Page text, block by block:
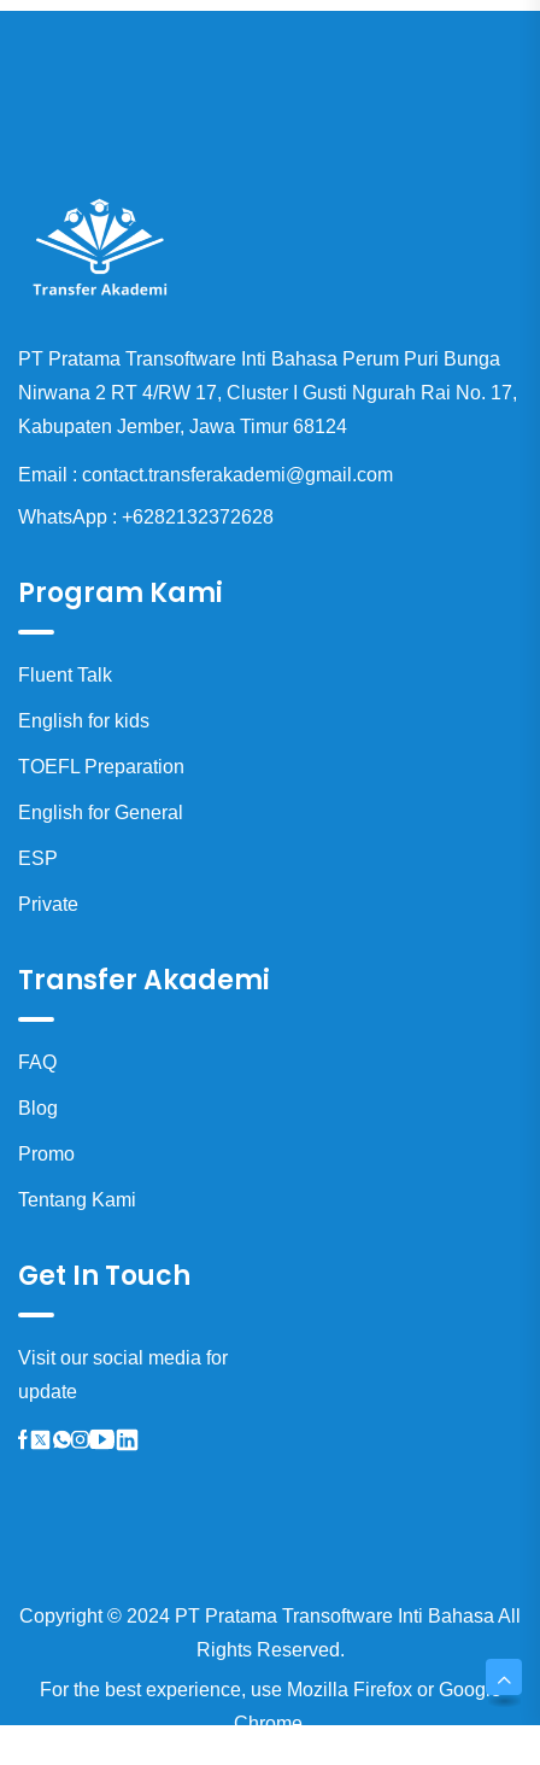
PT Pratama Transoftware Inti Bahasa Perum Puri Bunga
Nirwana 2 RT 4/RW 17, Cluster I Gusti Ngurah Rai No. 17,
Kabupaten Jember, Jawa Timur 68124
Email : contact.transferakademi@gmail.com
WhatsApp : +6282132372628
Program Kami
Fluent Talk
English for kids
TOEFL Preparation
English for General
ESP
Private
Transfer Akademi
FAQ
Blog
Promo
Tentang Kami
Get In Touch
Visit our social media for
update
Copyright © 2024 PT Pratama Transoftware Inti Bahasa All
Rights Reserved.
For the best experience, use Mozilla Firefoxor Google
Chrome.